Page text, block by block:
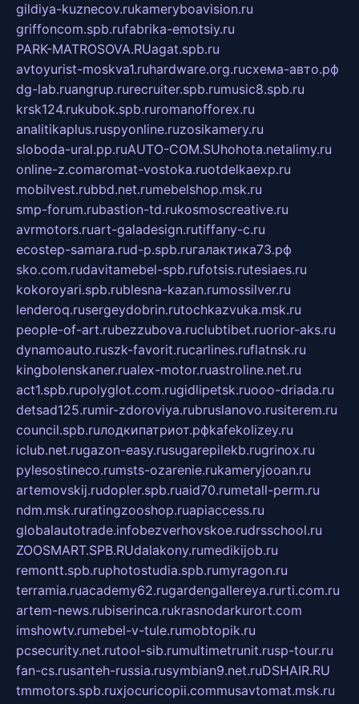
gildiya-kuznecov.rukameryboavision.ru
griffoncom.spb.rufabrika-emotsiy.ru
PARK-MATROSOVA.RUagat.spb.ru
avtoyurist-moskva1.ruhardware.org.ruсхема-авто.рф
dg-lab.ruangrup.rurecruiter.spb.rumusic8.spb.ru
krsk124.rukubok.spb.ruromanofforex.ru
analitikaplus.ruspyonline.ruzosikamery.ru
sloboda-ural.pp.ruAUTO-COM.SUhohota.netalimy.ru
online-z.comaromat-vostoka.ruotdelkaexp.ru
mobilvest.rubbd.net.rumebelshop.msk.ru
smp-forum.rubastion-td.rukosmoscreative.ru
avrmotors.ruart-galadesign.rutiffany-c.ru
ecostep-samara.rud-p.spb.ruгалактика73.рф
sko.com.rudavitamebel-spb.rufotsis.rutesiaes.ru
kokoroyari.spb.rublesna-kazan.rumossilver.ru
lenderoq.rusergeydobrin.rutochkazvuka.msk.ru
people-of-art.rubezzubova.ruclubtibet.ruorior-aks.ru
dynamoauto.ruszk-favorit.rucarlines.ruflatnsk.ru
kingbolenskaner.rualex-motor.ruastroline.net.ru
act1.spb.rupolyglot.com.rugidlipetsk.ruooo-driada.ru
detsad125.rumir-zdoroviya.rubruslanovo.rusiterem.ru
council.spb.ruлодкипатриот.рфkafekolizey.ru
iclub.net.rugazon-easy.rusugarepilekb.rugrinox.ru
pylesostineco.rumsts-ozarenie.rukameryjooan.ru
artemovskij.rudopler.spb.ruaid70.rumetall-perm.ru
ndm.msk.ruratingzooshop.ruapiaccess.ru
globalautotrade.infobezverhovskoe.rudrsschool.ru
ZOOSMART.SPB.RUdalakony.rumedikijob.ru
remontt.spb.ruphotostudia.spb.rumyragon.ru
terramia.ruacademy62.rugardengallereya.rurti.com.ru
artem-news.rubiserinca.rukrasnodarkurort.com
imshowtv.rumebel-v-tule.rumobtopik.ru
pcsecurity.net.rutool-sib.rumultimetrunit.rusp-tour.ru
fan-cs.rusanteh-russia.rusymbian9.net.ruDSHAIR.RU
tmmotors.spb.ruxjocuricopii.commusavtomat.msk.ru